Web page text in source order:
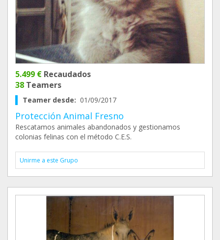
5.499 € Recaudados
38 Teamers
Teamer desde: 01/09/2017
Protección Animal Fresno
Rescatamos animales abandonados y gestionamos
colonias felinas con el método C.E.S.
Unirme a este Grupo